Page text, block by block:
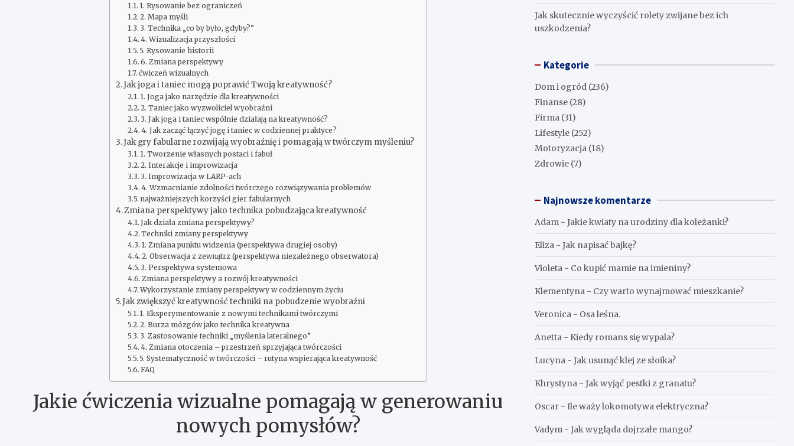
1. Rysowanie bez ograniczeń
2. Mapa myśli
3. Technika „co by było, gdyby?”
4. Wizualizacja przyszłości
5. Rysowanie historii
6. Zmiana perspektywy
ćwiczeń wizualnych
Jak joga i taniec mogą poprawić Twoją kreatywność?
1. Joga jako narzędzie dla kreatywności
2. Taniec jako wyzwoliciel wyobraźni
3. Jak joga i taniec wspólnie działają na kreatywność?
4. Jak zacząć łączyć jogę i taniec w codziennej praktyce?
Jak gry fabularne rozwijają wyobraźnię i pomagają w twórczym myśleniu?
1. Tworzenie własnych postaci i fabuł
2. Interakcje i improwizacja
3. Improwizacja w LARP-ach
4. Wzmacnianie zdolności twórczego rozwiązywania problemów
najważniejszych korzyści gier fabularnych
Zmiana perspektywy jako technika pobudzająca kreatywność
Jak działa zmiana perspektywy?
Techniki zmiany perspektywy
1. Zmiana punktu widzenia (perspektywa drugiej osoby)
2. Obserwacja z zewnątrz (perspektywa niezależnego obserwatora)
3. Perspektywa systemowa
Zmiana perspektywy a rozwój kreatywności
Wykorzystanie zmiany perspektywy w codziennym życiu
Jak zwiększyć kreatywność techniki na pobudzenie wyobraźni
1. Eksperymentowanie z nowymi technikami twórczymi
2. Burza mózgów jako technika kreatywna
3. Zastosowanie techniki „myślenia lateralnego”
4. Zmiana otoczenia – przestrzeń sprzyjająca twórczości
5. Systematyczność w twórczości – rutyna wspierająca kreatywność
FAQ
Jakie ćwiczenia wizualne pomagają w generowaniu
nowych pomysłów?
Jak skutecznie wyczyścić rolety zwijane bez ich
uszkodzenia?
Kategorie
Dom i ogród (236)
Finanse (28)
Firma (31)
Lifestyle (252)
Motoryzacja (18)
Zdrowie (7)
Najnowsze komentarze
Adam -Jakie kwiaty na urodziny dla koleżanki?
Eliza -Jak napisać bajkę?
Violeta - Co kupić mamie na imieniny?
Klementyna - Czy warto wynajmować mieszkanie?
Veronica - Osa leśna.
Anetta - Kiedy romans się wypala?
Lucyna -Jak usunąć klej ze słoika?
Khrystyna -Jak wyjąć pestki z granatu?
Oscar -Ile waży lokomotywa elektryczna?
Vadym -Jak wygląda dojrzałe mango?